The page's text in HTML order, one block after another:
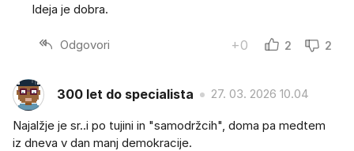
Ideja je dobra.
Odgovori +0 2 2
300 let do specialista 27. 03. 2026 10.04
Najalžje je sr..i po tujini in "samodržcih", doma pa medtem
iz dneva v dan manj demokracije.